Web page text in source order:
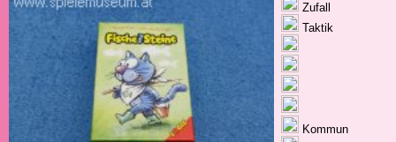
Zufall
Taktik
Kommun